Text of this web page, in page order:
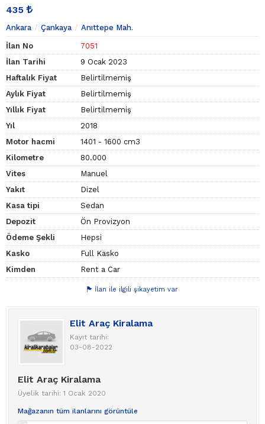
435
Ankara Çankaya Anıttepe Mah.
İlan No
7051
İlan Tarihi
9 Ocak 2023
Haftalık Fiyat
Belirtilmemiş
Aylık Fiyat
Belirtilmemiş
Yıllık Fiyat
Belirtilmemiş
Yıl
2018
Motor hacmi
1401 - 1600 cm3
Kilometre
80.000
Vites
Manuel
Yakıt
Dizel
Kasa tipi
Sedan
Depozit
Ön Provizyon
Ödeme Şekli
Hepsi
Kasko
Full Kasko
Kimden
Rent a Car
İlan ile ilgili şikayetim var
Elit Araç Kiralama
Kayıt tarihi:
03-08-2022
Elit Araç Kiralama
Üyelik tarihi: 1 Ocak 2020
Mağazanın tüm ilanlarını görüntüle